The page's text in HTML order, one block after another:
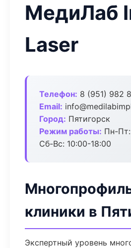
МедиЛаб
Laser
Телефон: 8 (951) 982
Email:
Город: Пятигорск
Режим работы: Пн-
Сб-Вс: 10:00-18:00
клиники в
Экспертный уровень